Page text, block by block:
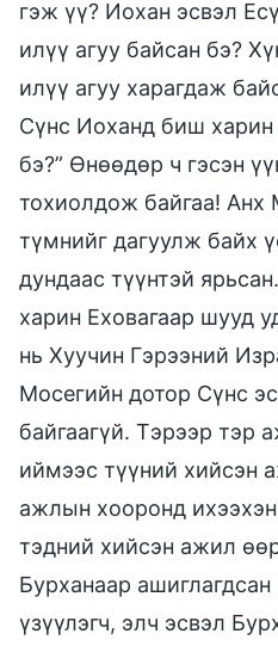
гэж үү? Иохан эсвэл
илүү агуу байсан бэ?
илүү агуу харагдаж
Сүнс Иоханд биш харин
бэ?” Өнөөдөр ч гэсэн
тохиолдож байгаа!
түмнийг дагуулж байх
дундаас түүнтэй
харин Еховагаар шууд
нь Хуучин Гэрээний
Мосегийн дотор Сүнс
байгаагүй. Тэрээр тэр
иймээс түүний хийсэн
ажлын хооронд
тэдний хийсэн ажил
Бурханаар
үзүүлэгч, элч эсвэл